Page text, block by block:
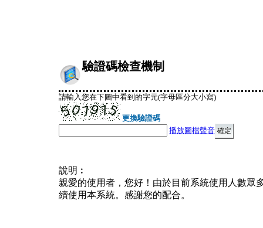
驗證碼檢查機制
請輸入您在下圖中看到的字元(字母區分大小寫)
更換驗證碼
播放圖檔聲音
說明︰
親愛的使用者，您好！由於目前系統使用人數眾
續使用本系統。感謝您的配合。